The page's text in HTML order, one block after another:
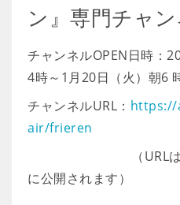
ン』専門チャ
チャンネルOPEN日時：
4時～1月20日（火）朝6
チャンネルURL： https://
air/frieren
（URLはチャン
に公開されます）